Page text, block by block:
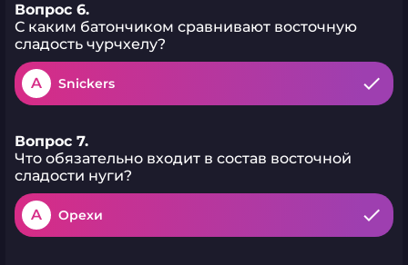
Вопрос 6.
С каким батончиком сравнивают восточную
сладость чурчхелу?
A Snickers
Вопрос 7.
Что обязательно входит в состав восточной
сладости нуги?
A Орехи